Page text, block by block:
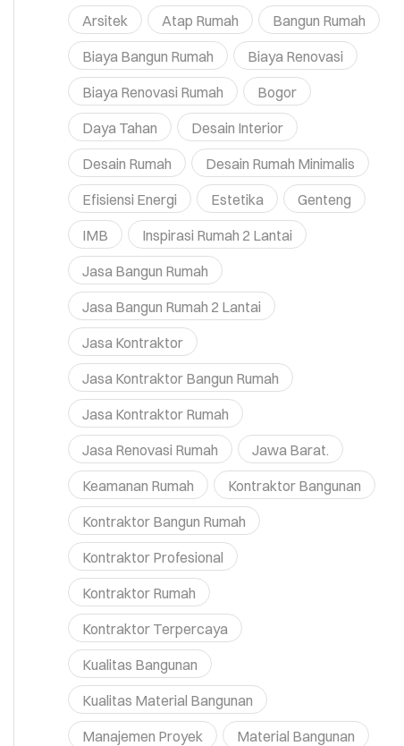
Arsitek Atap Rumah
Bangun Rumah
Biaya Bangun Rumah
Biaya Renovasi
Biaya Renovasi Rumah
Bogor
Daya Tahan
Desain Interior
Desain Rumah
Desain Rumah Minimalis
Efisiensi Energi
Estetika
Genteng
IMB
Inspirasi Rumah 2 Lantai
Jasa Bangun Rumah
Jasa Bangun Rumah 2 Lantai
Jasa Kontraktor
Jasa Kontraktor Bangun Rumah
Jasa Kontraktor Rumah
Jasa Renovasi Rumah
Jawa Barat.
Keamanan Rumah
Kontraktor Bangunan
Kontraktor Bangun Rumah
Kontraktor Profesional
Kontraktor Rumah
Kontraktor Terpercaya
Kualitas Bangunan
Kualitas Material Bangunan
Manajemen Proyek
Material Bangunan